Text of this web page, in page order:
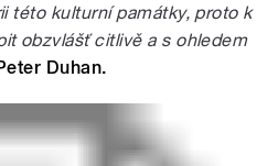
této kulturní památky, proto k
obzvlášť citlivě a s ohledem
Duhan.
Českého